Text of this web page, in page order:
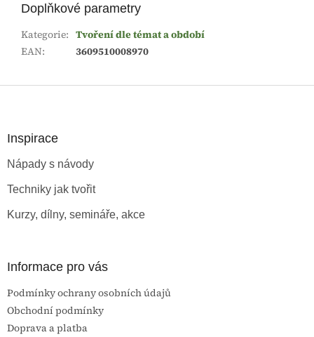
Doplňkové parametry
Kategorie: Tvoření dle témat a období
EAN: 3609510008970
Inspirace
Nápady s návody
Techniky jak tvořit
Kurzy, dílny, semináře, akce
Informace pro vás
Podmínky ochrany osobních údajů
Obchodní podmínky
Doprava a platba